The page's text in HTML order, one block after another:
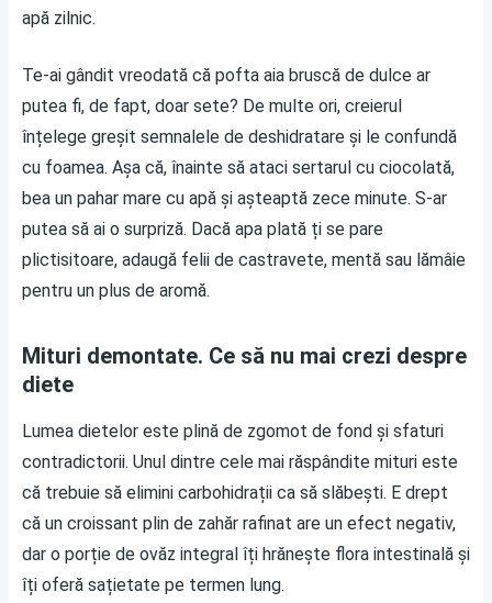
apă zilnic.
Te-ai gândit vreodată că pofta aia bruscă de dulce ar
putea fi, de fapt, doar sete? De multe ori, creierul
înțelege greșit semnalele de deshidratare și le confundă
cu foamea. Așa că, înainte să ataci sertarul cu ciocolată,
bea un pahar mare cu apă și așteaptă zece minute. S-ar
putea să ai o surpriză. Dacă apa plată ți se pare
plictisitoare, adaugă felii de castravete, mentă sau lămâie
pentru un plus de aromă.
Mituri demontate. Ce să nu mai crezi despre
diete
Lumea dietelor este plină de zgomot de fond și sfaturi
contradictorii. Unul dintre cele mai răspândite mituri este
că trebuie să elimini carbohidrații ca să slăbești. E drept
că un croissant plin de zahăr rafinat are un efect negativ,
dar o porție de ovăz integral îți hrănește flora intestinală și
îți oferă sațietate pe termen lung.